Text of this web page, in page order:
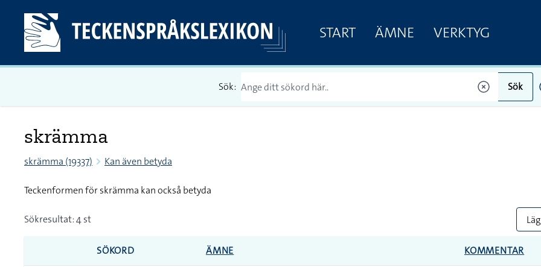
START ÄMNE VERKTYG
Sök: Sök
skrämma
skrämma (19337) Kan även betyda
Teckenformen för skrämma kan också betyda
Sökresultat: 4 st
SÖKORD ÄMNE KOMMENTAR